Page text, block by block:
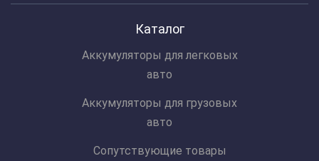
Каталог
Аккумуляторы для легковых
авто
Аккумуляторы для грузовых
авто
Сопутствующие товары